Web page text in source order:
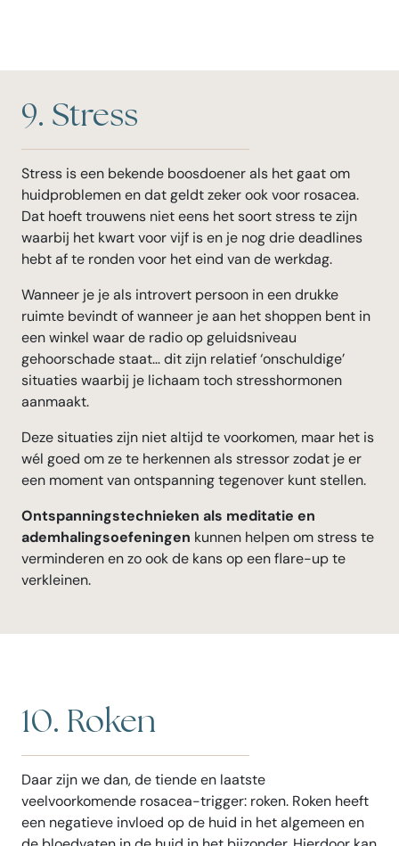
9. Stress
Stress is een bekende boosdoener als het gaat om
huidproblemen en dat geldt zeker ook voor rosacea.
Dat hoeft trouwens niet eens het soort stress te zijn
waarbij het kwart voor vijf is en je nog drie deadlines
hebt af te ronden voor het eind van de werkdag.
Wanneer je je als introvert persoon in een drukke
ruimte bevindt of wanneer je aan het shoppen bent in
een winkel waar de radio op geluidsniveau
gehoorschade staat… dit zijn relatief ‘onschuldige’
situaties waarbij je lichaam toch stresshormonen
aanmaakt.
Deze situaties zijn niet altijd te voorkomen, maar het is
wél goed om ze te herkennen als stressor zodat je er
een moment van ontspanning tegenover kunt stellen.
Ontspanningstechnieken als meditatie en
ademhalingsoefeningen kunnen helpen om stress te
verminderen en zo ook de kans op een flare-up te
verkleinen.
10. Roken
Daar zijn we dan, de tiende en laatste
veelvoorkomende rosacea-trigger: roken. Roken heeft
een negatieve invloed op de huid in het algemeen en